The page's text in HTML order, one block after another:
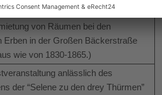
Patentnummer 73.
von Räumen bei den
Erben in der Großen Bäckerstraße
wie von 1830-1865.)
anlässlich des
der “Selene zu den drey Thürmen”